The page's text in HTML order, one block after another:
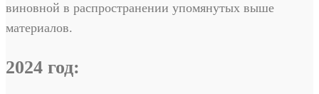
виновной в распространении упомянутых выше
материалов.
2024 год: